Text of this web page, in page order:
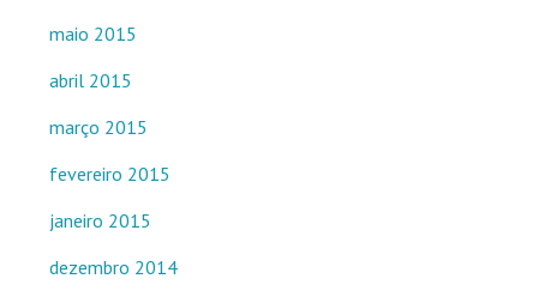
maio 2015
abril 2015
março 2015
fevereiro 2015
janeiro 2015
dezembro 2014